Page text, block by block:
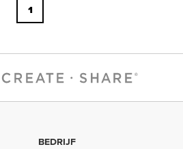
1
BEDRIJF